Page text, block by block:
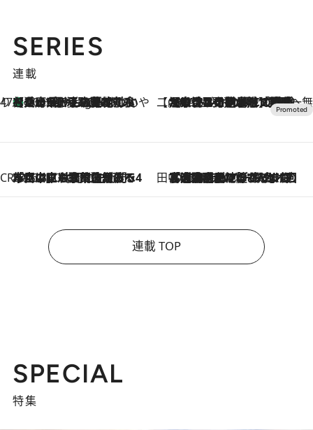
SERIES
連載
47都道府県の手みやげ ひんやりスイーツで夏を満喫
10 Hours Ago
【兵庫県】この夏絶対食べたい 冷やしておいしいおやつ3選 淡路島の恵みをジェラートに集約 【CREA×星野リゾート】唯一無二。癒しと発見が待つ場所へ
2026.8.7
【トンボの足水浴】ヒノキの香りに包まれて涼感マックス！約13℃の湧水かけ流しを避暑地「星野温泉 トンボの湯」で体験
CREA'S CHOICE
2026.8.7
「立川にも歌舞伎があるんだよ」 片岡仁左衛門・市川中車ら豪華座組みで4年目の立川立飛歌舞伎へ 田中稲の勝手に再ブーム
2026.8.7
「湘南乃風に憧れて」観客大盛上がりの“タオル回し”に、ラッパー顔負けの高速歌唱まで…さだまさし（74）のアグレッシブすぎる現在地
連載 TOP
SPECIAL
特集